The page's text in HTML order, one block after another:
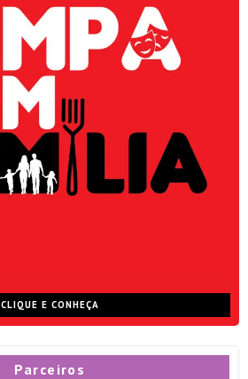
CLIQUE E CONHEÇA
Parceiros